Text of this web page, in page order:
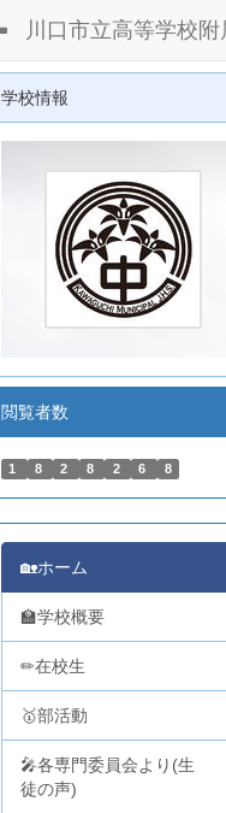
川口市立高等学校附
学校情報
閲覧者数
1 8 2 8 2 6 8
🏡ホーム
🏫学校概要
✏在校生
🥇部活動
🎤各専門委員会より(生
徒の声)